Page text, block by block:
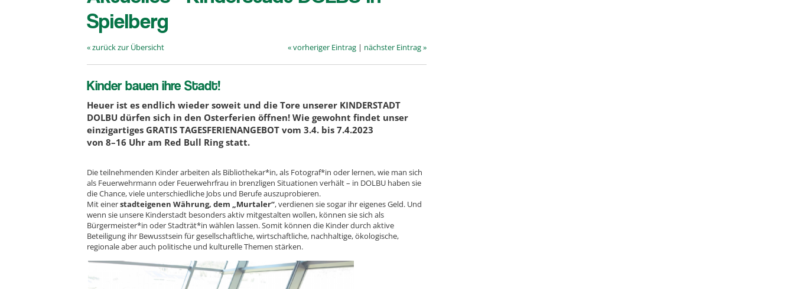
Spielberg
« zurück zur Übersicht « vorheriger Eintrag | nächster Eintrag »
Kinder bauen ihre Stadt!
Heuer ist es endlich wieder soweit und die Tore unserer KINDERSTADT
DOLBU dürfen sich in den Osterferien öffnen! Wie gewohnt findet unser
einzigartiges GRATIS TAGESFERIENANGEBOT vom 3.4. bis 7.4.2023
von 8–16 Uhr am Red Bull Ring statt.
Die teilnehmenden Kinder arbeiten als Bibliothekar*in, als Fotograf*in oder lernen, wie man sich
als Feuerwehrmann oder Feuerwehrfrau in brenzligen Situationen verhält – in DOLBU haben sie
die Chance, viele unterschiedliche Jobs und Berufe auszuprobieren.
Mit einerstadteigenen Währung, dem „Murtaler“, verdienen sie sogar ihr eigenes Geld. Und
wenn sie unsere Kinderstadt besonders aktiv mitgestalten wollen, können sie sich als
Bürgermeister*in oder Stadträt*in wählen lassen. Somit können die Kinder durch aktive
Beteiligung ihr Bewusstsein für gesellschaftliche, wirtschaftliche, nachhaltige, ökologische,
regionale aber auch politische und kulturelle Themen stärken.